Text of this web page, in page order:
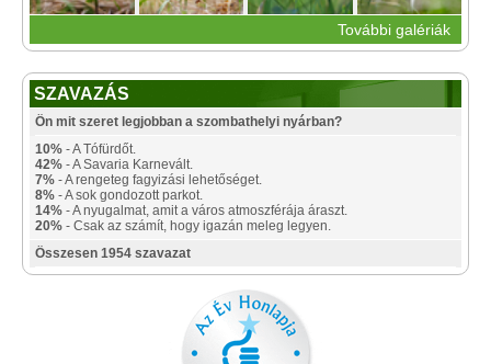
További galériák
SZAVAZÁS
Ön mit szeret legjobban a szombathelyi nyárban?
10% - A Tófürdőt.
42% - A Savaria Karnevált.
7% - A rengeteg fagyizási lehetőséget.
8% - A sok gondozott parkot.
14% - A nyugalmat, amit a város atmoszférája áraszt.
20% - Csak az számít, hogy igazán meleg legyen.
Összesen 1954 szavazat